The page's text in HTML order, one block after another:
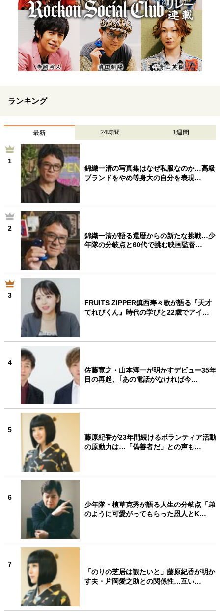
ランキング
最新 24時間 1週間
1
錦織一清の写真集はなぜ私服なのか…高級
ブランドをやめ等身大の自分を表現…
2
錦織一清が語る還暦からの新たな挑戦…少
年隊の分岐点と60代で挑む映画監督…
3
FRUITS ZIPPER鎮西寿々歌が語る『天才
てれびくん』時代の学びと22歳でアイ…
4
佐藤寛之・山本淳一が明かすデビュー35年
目の再起、｢あの電話がなければ今…
5
藤原紀香が23年間続けるボランティア活動
の原動力は…「偽善者だ」との声も…
6
少年隊・植草克秀が語る人生の分岐点「弟
のように可愛がってもらった恩人とK…
7
「のりの芝居は観たいと」藤原紀香が明か
す夫・片岡愛之助との関係性…互い…